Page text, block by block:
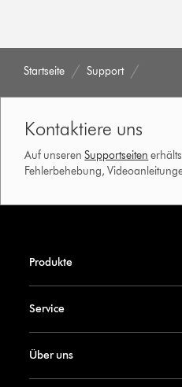
Startseite Support
Kontaktiere uns
Auf unserenSupportseiten
Fehlerbehebung,
Produkte
Service
Über uns